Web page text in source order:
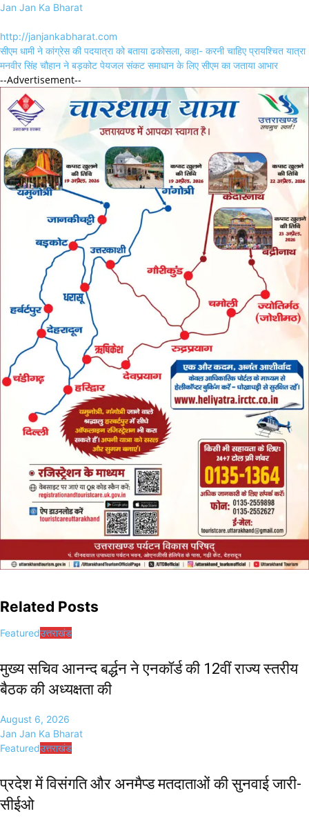
Jan Jan Ka Bharat
http://janjankabharat.com
Post
navigation
सीएम धामी ने कांग्रेस की पदयात्रा को बताया ढकोसला, कहा- करनी चाहिए प्रायश्चित यात्रा
मनवीर सिंह चौहान ने बड़कोट पेयजल संकट समाधान के लिए सीएम का जताया आभार
--Advertisement--
Related Posts
Featuredउत्तराखंड
मुख्य सचिव आनन्द बर्द्धन ने एनकॉर्ड की 12वीं राज्य स्तरीय
बैठक की अध्यक्षता की
August 6, 2026
Jan Jan Ka Bharat
Featuredउत्तराखंड
प्रदेश में विसंगति और अनमैप्ड मतदाताओं की सुनवाई जारी-
सीईओ